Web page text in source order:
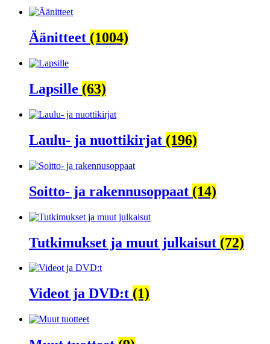
Äänitteet (1004)
Lapsille (63)
Laulu- ja nuottikirjat (196)
Soitto- ja rakennusoppaat (14)
Tutkimukset ja muut julkaisut (72)
Videot ja DVD:t (1)